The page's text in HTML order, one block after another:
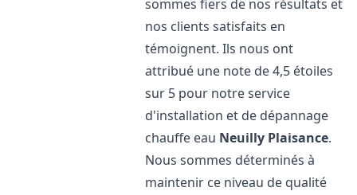
sommes fiers de nos résultats et
nos clients satisfaits en
témoignent. Ils nous ont
attribué une note de 4,5 étoiles
sur 5 pour notre service
d'installation et de dépannage
chauffe eau Neuilly Plaisance.
Nous sommes déterminés à
maintenir ce niveau de qualité